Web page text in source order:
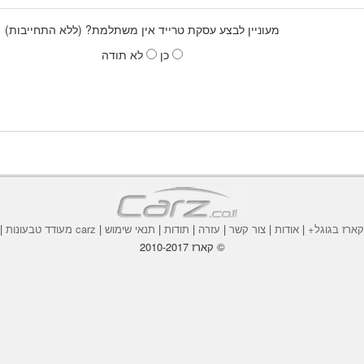
מעוניין לבצע עסקת טרייד אין משתלמת? (ללא התחייבות)
כן
לא תודה
קארז בגוגל+ | אודות | צור קשר | עזרה | תודות | תנאי שימוש | carz מעודד טבעונות |
© קארז 2010-2017